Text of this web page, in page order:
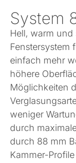
System
Hell, warm
Fenstersystem
einfach mehr
höhere
Möglichkeiten
weniger
durch
durch 88 mm
Kammer-